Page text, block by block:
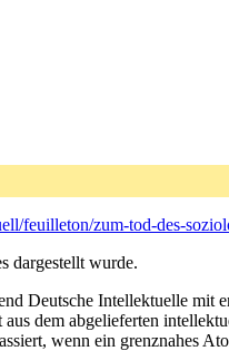
feuilleton/zum-tod-des-
dargestellt wurde.
Deutsche Intellektuelle mit
dem abgelieferten
wenn ein grenznahes